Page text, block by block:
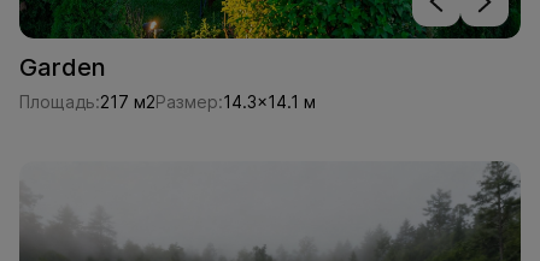
Garden
Площадь:217 м2Размер:14.3x14.1 м